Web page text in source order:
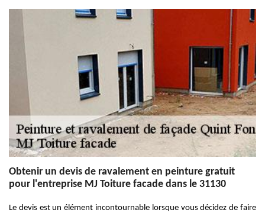
Obtenir un devis de ravalement en peinture gratuit
pour l'entreprise MJ Toiture facade dans le 31130
Le devis est un élément incontournable lorsque vous décidez de faire